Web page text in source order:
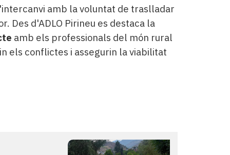
amb la voluntat de traslladar
Des d'ADLO Pirineu es destaca la
amb els professionals del món rural
els conflictes i assegurin la viabilitat